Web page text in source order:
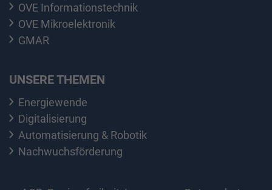
OVE Informationstechnik
OVE Mikroelektronik
GMAR
UNSERE THEMEN
Energiewende
Digitalisierung
Automatisierung & Robotik
Nachwuchsförderung